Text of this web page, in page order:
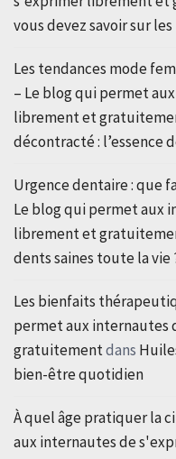
vous devez savoir sur
Les tendances mode
– Le blog qui permet
librement et
décontracté : l’essence
Urgence dentaire : que
Le blog qui permet aux
librement et
dents saines toute la vie
Les bienfaits
permet aux
gratuitementdans
bien-être quotidien
À quel âge pratiquer la
aux internautes de